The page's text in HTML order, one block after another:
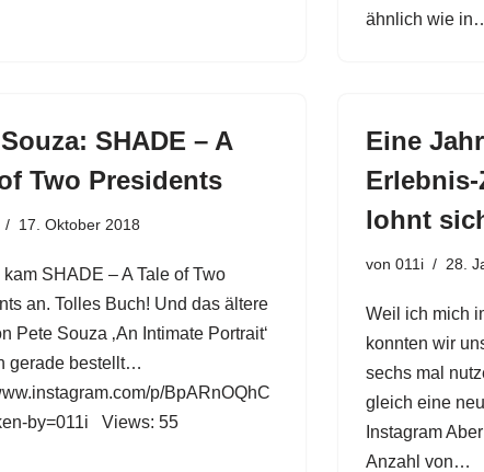
ähnlich wie
SHADE – A
Two Presidents
17. Oktober 2018
kam SHADE – A Tale of Two
an. Tolles Buch! Und das ältere
Pete Souza ‚An Intimate Portrait‘
gerade bestellt…
p/BpARnOQhC
by=011i Views: 55
Eine
lohnt
von 011i 28.
Weil ich mich
konnten wir
sechs mal
gleich eine
Instagram
Anzahl von…